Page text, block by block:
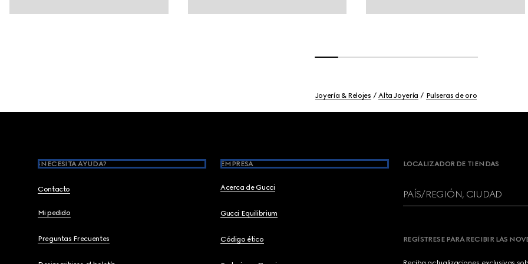
Joyería & Relojes Alta Joyería Pulseras de oro
¿NECESITA AYUDA?
Contacto
Mi pedido
Preguntas Frecuentes
EMPRESA
Acerca de Gucci
Gucci Equilibrium
Código ético
LOCALIZADOR DE TIENDAS
PAÍS/REGIÓN, CIUDAD
REGÍSTRESE PARA RECIBIR LAS